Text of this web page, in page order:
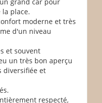
place.
moderne et très
d'un niveau
et souvent
un très bon aperçu
diversifiée et
respecté,